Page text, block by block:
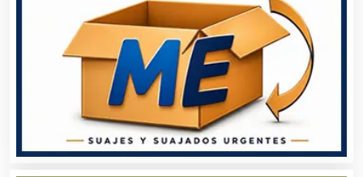
Asesoría Fiscal
Asilos
Asociaciones Civiles